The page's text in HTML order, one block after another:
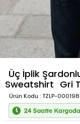
Üç İplik
Sweatshirt Gri
Ürün Kodu : TZLP-